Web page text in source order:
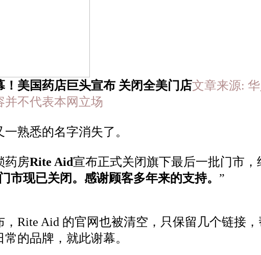
！美国药店巨头宣布 关闭全美门店文章来源:
并不代表本网立场
熟悉的名字消失了。
药房Rite Aid宣布正式关闭旗下最后一批门市
市现已关闭。感谢顾客多年来的支持。 ”
，Rite Aid 的官网也被清空，只保留几个链接
的品牌，就此谢幕。